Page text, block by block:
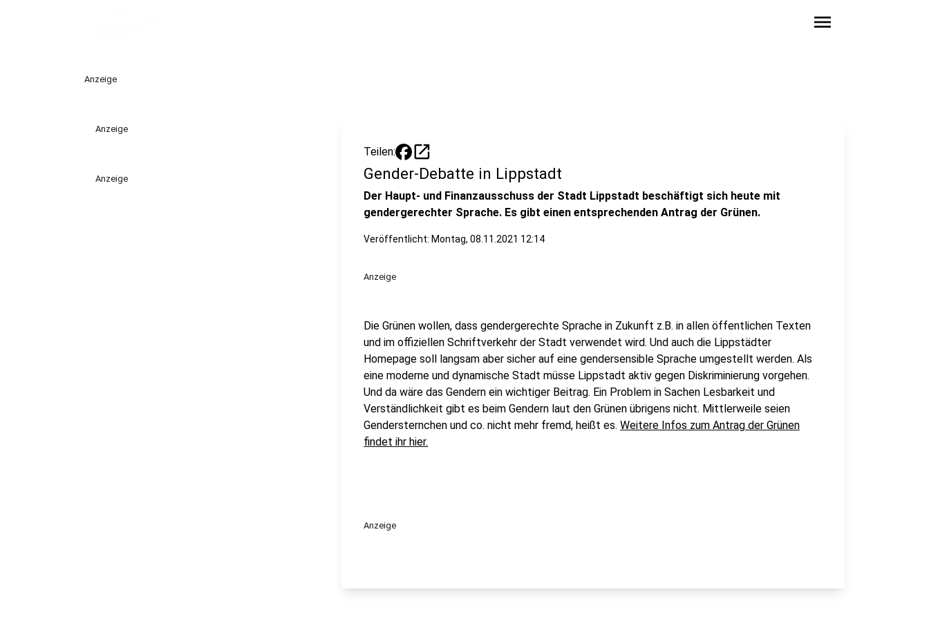
menu
Anzeige
Anzeige
Anzeige
Teilen: open_in_new
Gender-Debatte in Lippstadt
Der Haupt- und Finanzausschuss der Stadt Lippstadt beschäftigt sich heute mit
gendergerechter Sprache. Es gibt einen entsprechenden Antrag der Grünen.
Veröffentlicht: Montag, 08.11.2021 12:14
Anzeige
Die Grünen wollen, dass gendergerechte Sprache in Zukunft z.B. in allen öffentlichen Texten
und im offiziellen Schriftverkehr der Stadt verwendet wird. Und auch die Lippstädter
Homepage soll langsam aber sicher auf eine gendersensible Sprache umgestellt werden. Als
eine moderne und dynamische Stadt müsse Lippstadt aktiv gegen Diskriminierung vorgehen.
Und da wäre das Gendern ein wichtiger Beitrag. Ein Problem in Sachen Lesbarkeit und
Verständlichkeit gibt es beim Gendern laut den Grünen übrigens nicht. Mittlerweile seien
Gendersternchen und co. nicht mehr fremd, heißt es. Weitere Infos zum Antrag der Grünen
findet ihr hier.
Anzeige